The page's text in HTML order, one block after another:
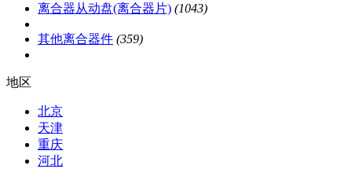
离合器从动盘(离合器片) (1043)
其他离合器件 (359)
地区
北京
天津
重庆
河北